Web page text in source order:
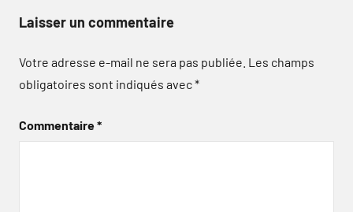
Laisser un commentaire
Votre adresse e-mail ne sera pas publiée. Les champs
obligatoires sont indiqués avec*
Commentaire*